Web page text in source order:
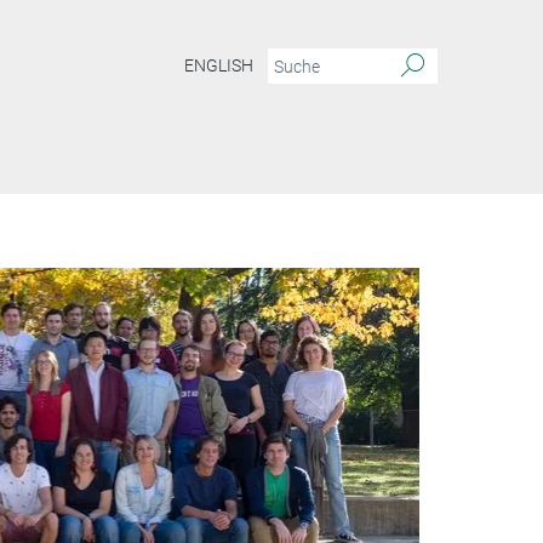
ENGLISH